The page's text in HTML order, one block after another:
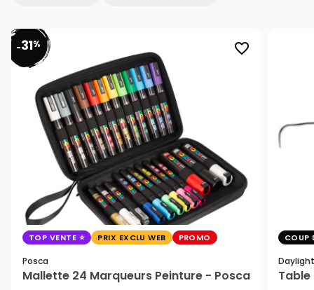
favorite_border
-31%
TOP VENTE PRIX EXCLU WEB PROMO
Posca
Mallette 24 Marqueurs Peinture - Posca
COUP
Daylight
Table